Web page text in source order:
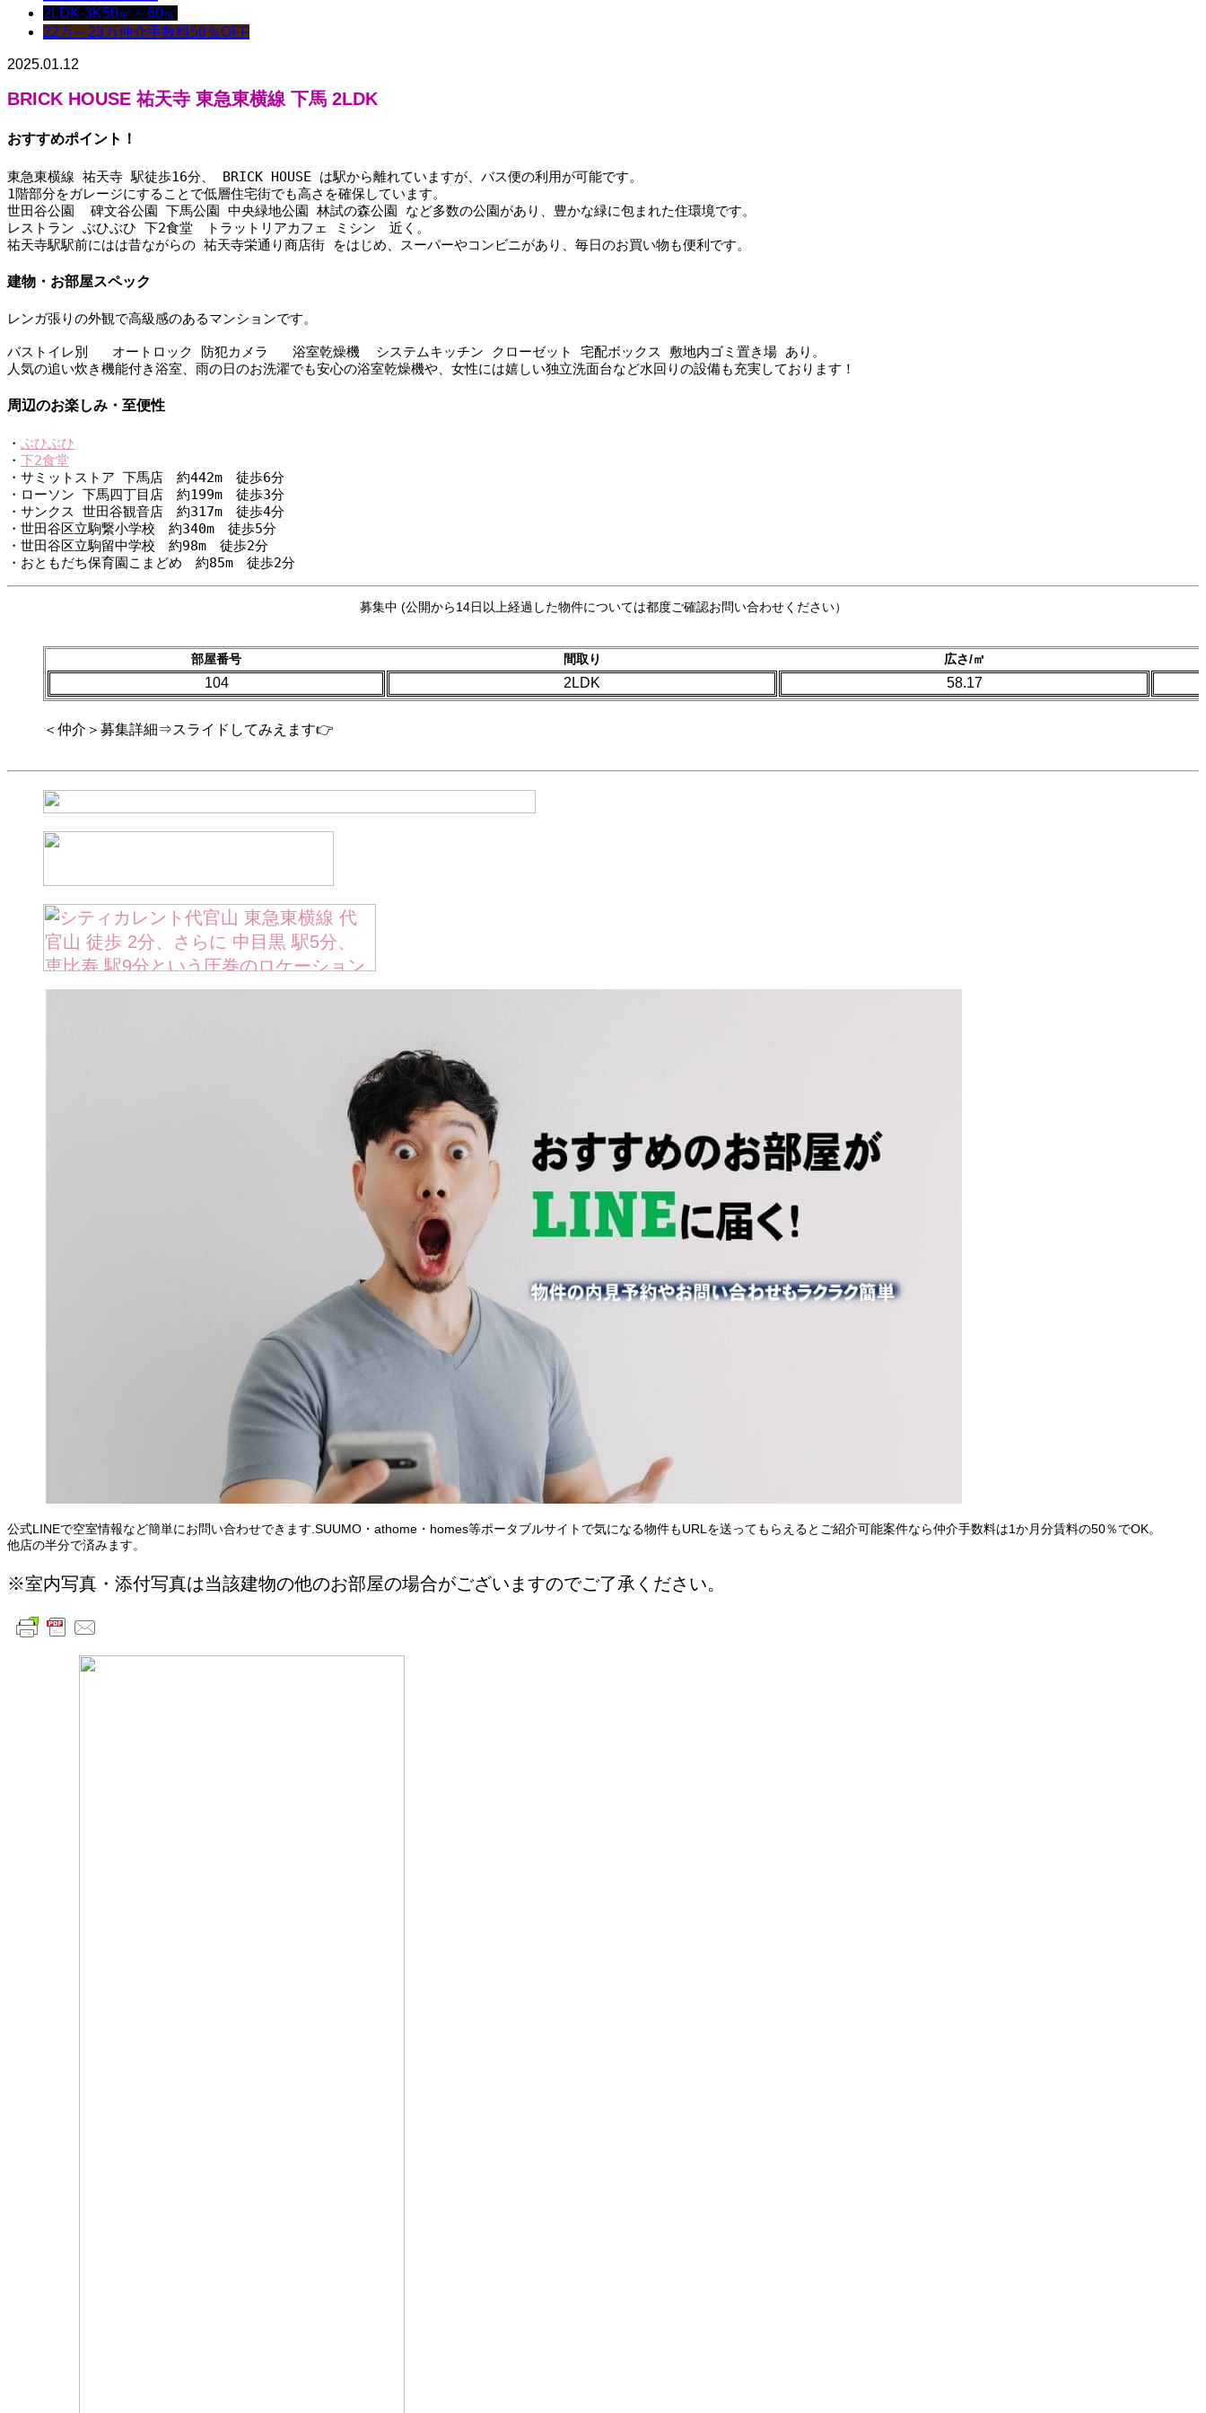
2LDK-3K50㎡～60㎡
22万～23万仲介手数料50％OFF
2025.01.12
BRICK HOUSE 祐天寺 東急東横線 下馬 2LDK
おすすめポイント！
東急東横線 祐天寺 駅徒歩16分、 BRICK HOUSE は駅から離れていますが、バス便の利用が可能です。
1階部分をガレージにすることで低層住宅街でも高さを確保しています。
世田谷公園  碑文谷公園 下馬公園 中央緑地公園 林試の森公園 など多数の公園があり、豊かな緑に包まれた住環境です。
レストラン ぶひぶひ 下2食堂　トラットリアカフェ ミシン　近く。
祐天寺駅駅前にはは昔ながらの 祐天寺栄通り商店街 をはじめ、スーパーやコンビニがあり、毎日のお買い物も便利です。
建物・お部屋スペック
レンガ張りの外観で高級感のあるマンションです。
バストイレ別   オートロック 防犯カメラ   浴室乾燥機  システムキッチン クローゼット 宅配ボックス 敷地内ゴミ置き場 あり。
人気の追い炊き機能付き浴室、雨の日のお洗濯でも安心の浴室乾燥機や、女性には嬉しい独立洗面台など水回りの設備も充実しております！
周辺のお楽しみ・至便性
・ ぶひぶひ
・ 下2食堂
・サミットストア 下馬店　約442m　徒歩6分
・ローソン 下馬四丁目店　約199m　徒歩3分
・サンクス 世田谷観音店　約317m　徒歩4分
・世田谷区立駒繋小学校　約340m　徒歩5分
・世田谷区立駒留中学校　約98m　徒歩2分
・おともだち保育園こまどめ　約85m　徒歩2分
募集中 (公開から14日以上経過した物件については都度ご確認お問い合わせください）
部屋番号 間取り 広さ/㎡
104 2LDK 58.17
＜仲介＞募集詳細⇒スライドしてみえます👉
公式LINEで空室情報など簡単にお問い合わせできます.SUUMO・athome・homes等ポータブルサイトで気になる物件もURLを送ってもらえるとご紹介可能案件なら仲介手数料は1か月分賃料の50％でOK。
他店の半分で済みます。
※室内写真・添付写真は当該建物の他のお部屋の場合がございますのでご了承ください。